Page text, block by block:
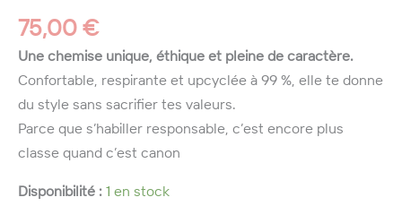
75,00€
Une chemise unique, éthique et pleine de caractère.
Confortable, respirante et upcyclée à 99 %, elle te donne
du style sans sacrifier tes valeurs.
Parce que s’habiller responsable, c’est encore plus
classe quand c’est canon
Disponibilité : 1 en stock